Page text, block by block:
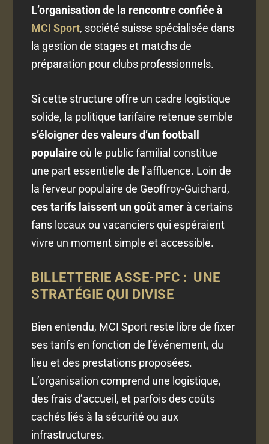
L’organisation de la rencontre confiée à
MCI Sport, société suisse spécialisée dans
la gestion de stages et matchs de
préparation pour clubs professionnels.
Si cette structure offre un cadre logistique
solide, la politique tarifaire retenue semble
s’éloigner des valeurs d’un football
populaireoù le public familial constitue
une part essentielle de l’affluence. Loin de
la ferveur populaire de Geoffroy-Guichard,
ces tarifs laissent un goût amer à certains
fans locaux ou vacanciers qui espéraient
vivre un moment simple et accessible.
BILLETTERIE ASSE-PFC : UNE
STRATÉGIE QUI DIVISE
Bien entendu, MCI Sport reste libre de fixer
ses tarifs en fonction de l’événement, du
lieu et des prestations proposées.
L’organisation comprend une logistique,
des frais d’accueil, et parfois des coûts
cachés liés à la sécurité ou aux
infrastructures.